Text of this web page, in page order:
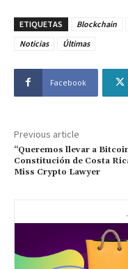
ETIQUETAS Blockchain
Noticias
Últimas
Facebook
Previous article
“Queremos llevar a
Constitución de Costa
Miss Crypto Lawyer